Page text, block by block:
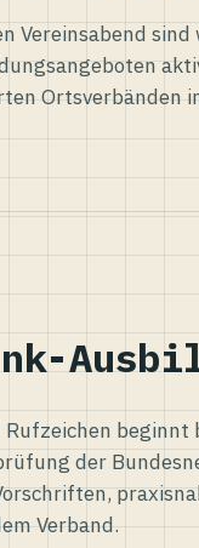
Vereinsabend
Ortsverbänden
Rufzeichen
der
Verband.